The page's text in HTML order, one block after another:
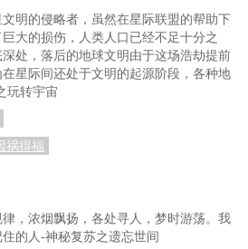
明的侵略者，虽然在星际联盟的帮助下
大的损伤，人类人口已经不足十分之
处，落后的地球文明由于这场浩劫提前
星际间还处于文明的起源阶段，各种地
玩转宇宙
祸得福
律，浓烟飘扬，各处寻人，梦时游荡。我
的人-神秘复苏之遗忘世间